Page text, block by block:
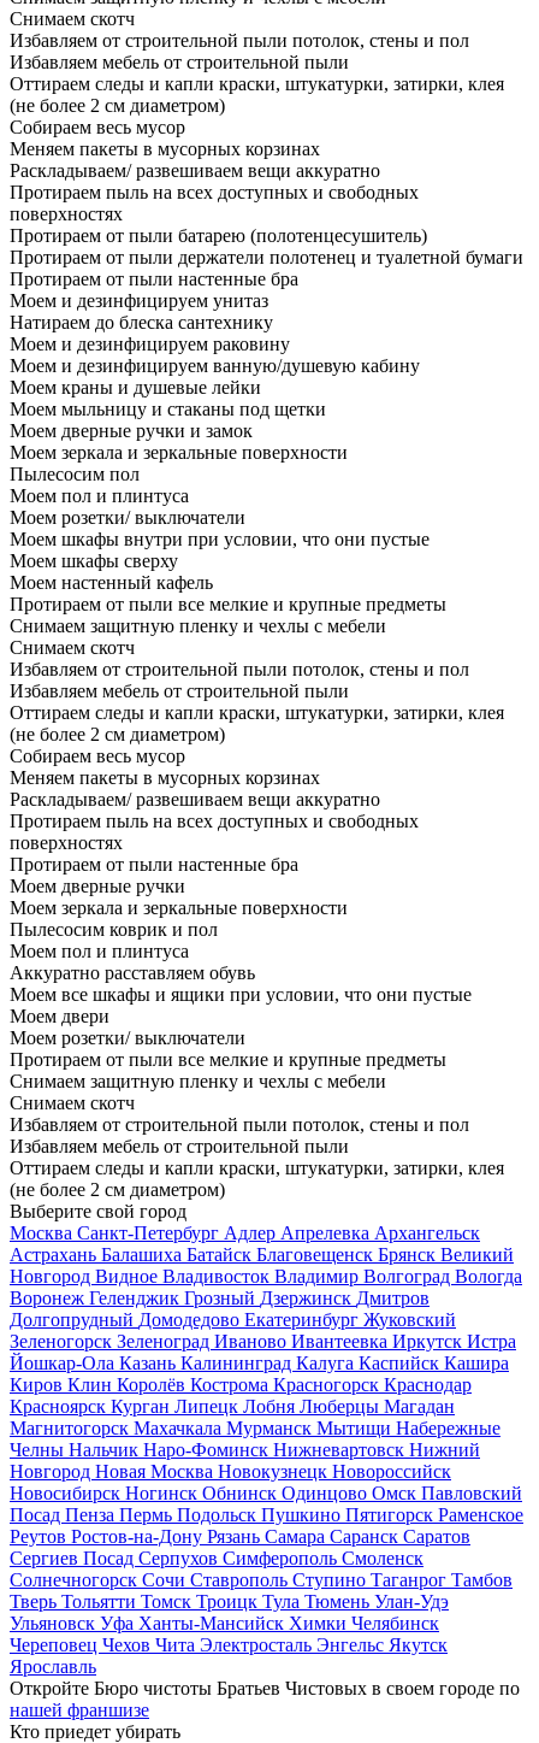
Снимаем скотч
Избавляем от строительной пыли потолок, стены и пол
Избавляем мебель от строительной пыли
Оттираем следы и капли краски, штукатурки, затирки, клея
(не более 2 см диаметром)
Собираем весь мусор
Меняем пакеты в мусорных корзинах
Раскладываем/ развешиваем вещи аккуратно
Протираем пыль на всех доступных и свободных
поверхностях
Протираем от пыли батарею (полотенцесушитель)
Протираем от пыли держатели полотенец и туалетной бумаги
Протираем от пыли настенные бра
Моем и дезинфицируем унитаз
Натираем до блеска сантехнику
Моем и дезинфицируем раковину
Моем и дезинфицируем ванную/душевую кабину
Моем краны и душевые лейки
Моем мыльницу и стаканы под щетки
Моем дверные ручки и замок
Моем зеркала и зеркальные поверхности
Пылесосим пол
Моем пол и плинтуса
Моем розетки/ выключатели
Моем шкафы внутри при условии, что они пустые
Моем шкафы сверху
Моем настенный кафель
Протираем от пыли все мелкие и крупные предметы
Снимаем защитную пленку и чехлы с мебели
Снимаем скотч
Избавляем от строительной пыли потолок, стены и пол
Избавляем мебель от строительной пыли
Оттираем следы и капли краски, штукатурки, затирки, клея
(не более 2 см диаметром)
Собираем весь мусор
Меняем пакеты в мусорных корзинах
Раскладываем/ развешиваем вещи аккуратно
Протираем пыль на всех доступных и свободных
поверхностях
Протираем от пыли настенные бра
Моем дверные ручки
Моем зеркала и зеркальные поверхности
Пылесосим коврик и пол
Моем пол и плинтуса
Аккуратно расставляем обувь
Моем все шкафы и ящики при условии, что они пустые
Моем двери
Моем розетки/ выключатели
Протираем от пыли все мелкие и крупные предметы
Снимаем защитную пленку и чехлы с мебели
Снимаем скотч
Избавляем от строительной пыли потолок, стены и пол
Избавляем мебель от строительной пыли
Оттираем следы и капли краски, штукатурки, затирки, клея
(не более 2 см диаметром)
Выберите свой город
Москва Санкт-Петербург Адлер Апрелевка Архангельск
Астрахань Балашиха Батайск Благовещенск Брянск Великий
Новгород Видное Владивосток Владимир Волгоград Вологда
Воронеж Геленджик Грозный Дзержинск Дмитров
Долгопрудный Домодедово Екатеринбург Жуковский
Зеленогорск Зеленоград Иваново Ивантеевка Иркутск Истра
Йошкар-Ола Казань Калининград Калуга Каспийск Кашира
Киров Клин Королёв Кострома Красногорск Краснодар
Красноярск Курган Липецк Лобня Люберцы Магадан
Магнитогорск Махачкала Мурманск Мытищи Набережные
Челны Нальчик Наро-Фоминск Нижневартовск Нижний
Новгород Новая Москва Новокузнецк Новороссийск
Новосибирск Ногинск Обнинск Одинцово Омск Павловский
Посад Пенза Пермь Подольск Пушкино Пятигорск Раменское
Реутов Ростов-на-Дону Рязань Самара Саранск Саратов
Сергиев Посад Серпухов Симферополь Смоленск
Солнечногорск Сочи Ставрополь Ступино Таганрог Тамбов
Тверь Тольятти Томск Троицк Тула Тюмень Улан-Удэ
Ульяновск Уфа Ханты-Мансийск Химки Челябинск
Череповец Чехов Чита Электросталь Энгельс Якутск
Ярославль
Откройте Бюро чистоты Братьев Чистовых в своем городе по
нашей франшизе
Кто приедет убирать